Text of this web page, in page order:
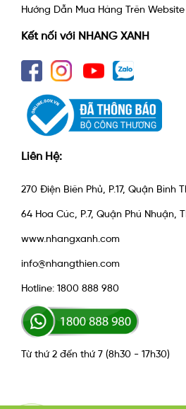
Hướng Dẫn Mua Hàng Trên Website
Kết nối với NHANG XANH
Liên Hệ:
270 Điện Biên Phủ, P.17, Quận Bình
64 Hoa Cúc, P.7, Quận Phú Nhuận,
www.nhangxanh.com
info@nhangthien.com
Hotline: 1800 888 980
Từ thứ 2 đến thứ 7 (8h30 - 17h30)